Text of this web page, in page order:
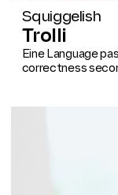
Squiggelish
Trolli
Eine Language
correctness